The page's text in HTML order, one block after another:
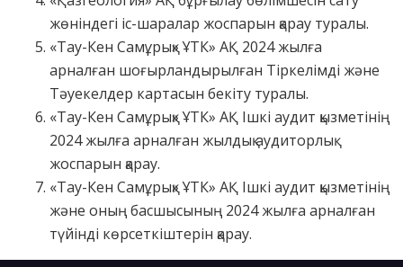
жөніндегі іс-шаралар жоспарын қарау туралы.
«Тау-Кен Самұрық» ҰТК» АҚ 2024 жылға
арналған шоғырландырылған Тіркелімді және
Тәуекелдер картасын бекіту туралы.
«Тау-Кен Самұрық» ҰТК» АҚ Ішкі аудит қызметінің
2024 жылға арналған жылдық аудиторлық
жоспарын қарау.
«Тау-Кен Самұрық» ҰТК» АҚ Ішкі аудит қызметінің
және оның басшысының 2024 жылға арналған
түйінді көрсеткіштерін қарау.